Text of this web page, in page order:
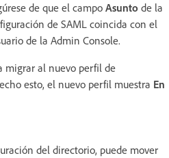
de que el campo Asunto de la
de SAML coincida con el
de la Admin Console.
migrar al nuevo perfil de
esto, el nuevo perfil muestra En
del directorio, puede mover